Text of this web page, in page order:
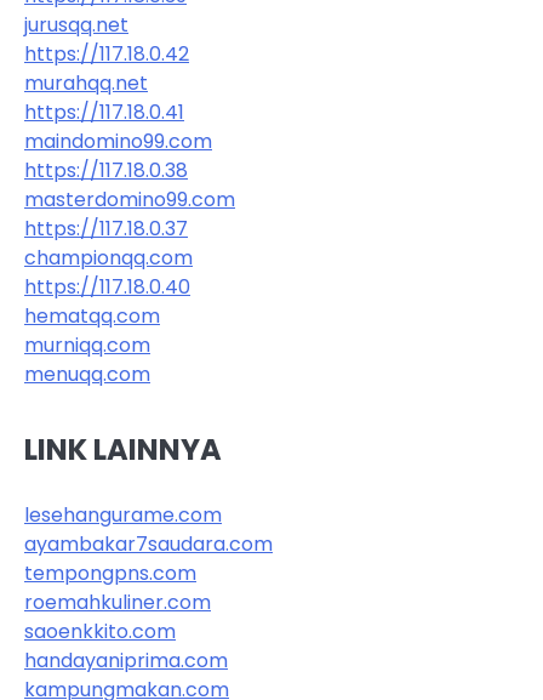
jurusqq.net
https://117.18.0.42
murahqq.net
https://117.18.0.41
maindomino99.com
https://117.18.0.38
masterdomino99.com
https://117.18.0.37
championqq.com
https://117.18.0.40
hematqq.com
murniqq.com
menuqq.com
LINK LAINNYA
lesehangurame.com
ayambakar7saudara.com
tempongpns.com
roemahkuliner.com
saoenkkito.com
handayaniprima.com
kampungmakan.com